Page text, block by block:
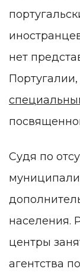
нет
Судя по
населения.
центры
агентства